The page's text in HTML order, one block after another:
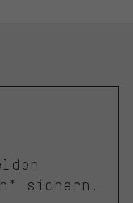
sichern.